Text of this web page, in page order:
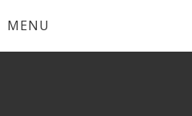
toMENU